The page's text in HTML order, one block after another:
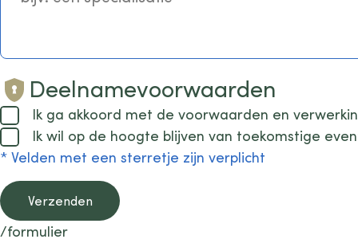
Deelnamevoorwaarden
Ik ga akkoord met de voorwaarden en
Ik wil op de hoogte blijven van toekomstige
* Velden met een sterretje zijn verplicht
Verzenden
/formulier